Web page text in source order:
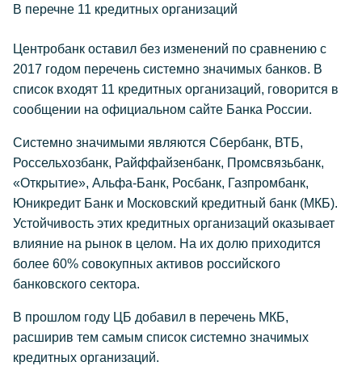
В перечне 11 кредитных организаций
Центробанк оставил без изменений по сравнению с
2017 годом перечень системно значимых банков. В
список входят 11 кредитных организаций, говорится в
сообщении на официальном сайте Банка России.
Системно значимыми являются Сбербанк, ВТБ,
Россельхозбанк, Райффайзенбанк, Промсвязьбанк,
«Открытие», Альфа-Банк, Росбанк, Газпромбанк,
Юникредит Банк и Московский кредитный банк (МКБ).
Устойчивость этих кредитных организаций оказывает
влияние на рынок в целом. На их долю приходится
более 60% совокупных активов российского
банковского сектора.
В прошлом году ЦБ добавил в перечень МКБ,
расширив тем самым список системно значимых
кредитных организаций.